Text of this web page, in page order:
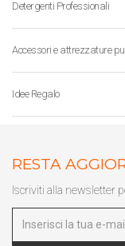
Detergenti Professionali
Accessori e attrezzature
Idee Regalo
RESTA
Iscriviti alla newsletter